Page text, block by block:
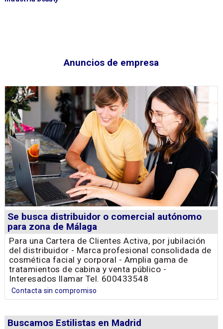
Anuncios de empresa
Se busca distribuidor o comercial autónomo
para zona de Málaga
Para una Cartera de Clientes Activa, por jubilación
del distribuidor - Marca profesional consolidada de
cosmética facial y corporal - Amplia gama de
tratamientos de cabina y venta público -
Interesados llamar Tel. 600433548
Contacta sin compromiso
Buscamos Estilistas en Madrid